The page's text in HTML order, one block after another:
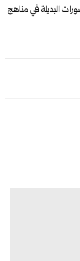
البديلة في مناهج